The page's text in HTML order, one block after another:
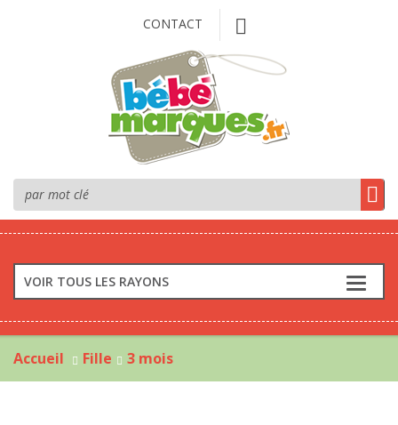
CONTACT
VOIR TOUS LES RAYONS
Accueil Fille 3 mois